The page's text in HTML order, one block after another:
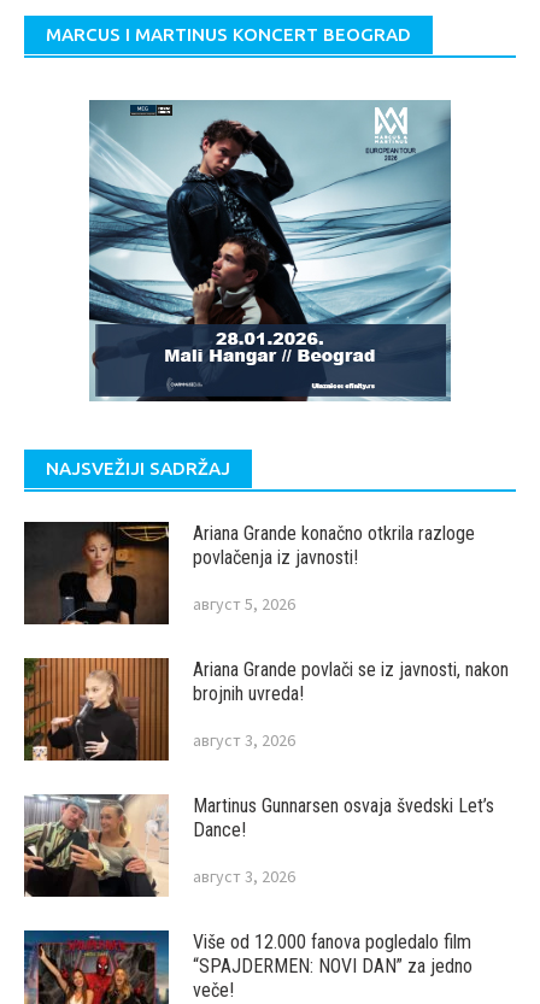
MARCUS I MARTINUS KONCERT BEOGRAD
NAJSVEŽIJI SADRŽAJ
Ariana Grande konačno otkrila razloge
povlačenja iz javnosti!
август 5, 2026
Ariana Grande povlači se iz javnosti, nakon
brojnih uvreda!
август 3, 2026
Martinus Gunnarsen osvaja švedski Let’s
Dance!
август 3, 2026
Više od 12.000 fanova pogledalo film
“SPAJDERMEN: NOVI DAN” za jedno
veče!